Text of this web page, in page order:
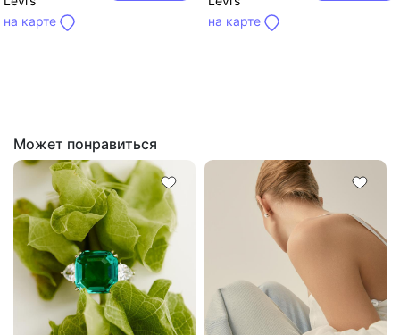
на карте
на карте
Может понравиться